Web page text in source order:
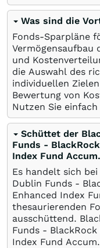
Was sind die
Fonds-Sparpläne
Vermögensaufbau
und
die Auswahl des
individuellen
Bewertung von
Nutzen Sie
Schüttet der
Funds -
Index Fund
Es handelt sich
Dublin Funds -
Enhanced Index
thesaurierenden
ausschüttend.
Funds -
Index Fund